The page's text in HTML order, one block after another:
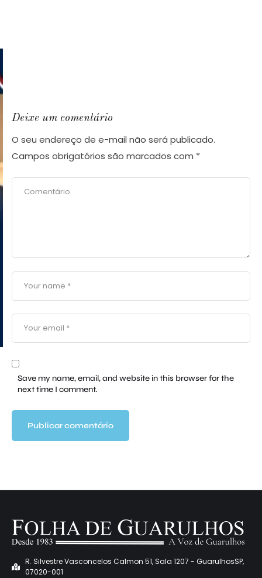
Deixe um comentário
O seu endereço de e-mail não será publicado.
Campos obrigatórios são marcados com *
Save my name, email, and website in this browser for the
next time I comment.
R. Silvestre Vasconcelos Calmon 51, Sala 1207 - GuarulhosSP,
07020-001